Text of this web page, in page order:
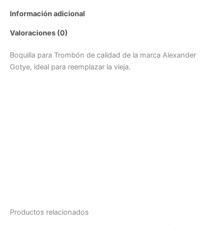
Información adicional
Valoraciones (0)
Boquilla para Trombón de calidad de la marca Alexander
Gotye, ideal para reemplazar la vieja.
Productos relacionados